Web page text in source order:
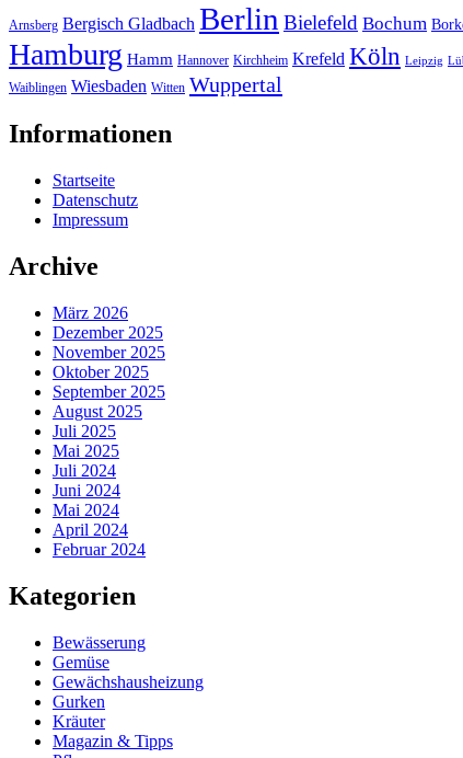
Arnsberg Bergisch Gladbach Berlin Bielefeld Bochum
Hamburg Hamm Hannover Kirchheim Krefeld Köln Leipzig
Waiblingen Wiesbaden Witten Wuppertal
Informationen
Startseite
Datenschutz
Impressum
Archive
März 2026
Dezember 2025
November 2025
Oktober 2025
September 2025
August 2025
Juli 2025
Mai 2025
Juli 2024
Juni 2024
Mai 2024
April 2024
Februar 2024
Kategorien
Bewässerung
Gemüse
Gewächshausheizung
Gurken
Kräuter
Magazin & Tipps